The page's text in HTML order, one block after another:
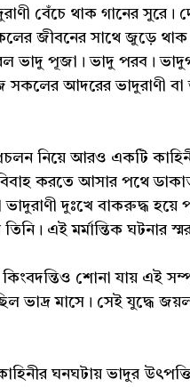
বেঁচে থাক গানের সুরে।
জীবনের সাথে জুড়ে থাক
পূজা। ভাদু পরব।
সকলের আদরের ভাদুরাণী বা
নিয়ে আরও একটি
বিবাহ করতে আসার পথে
ভাদুরাণী দুঃখে বাকরুদ্ধ হয়ে
তিনি। এই মর্মান্তিক ঘটনার
শোনা যায় এই
ভাদ্র মাসে। সেই যুদ্ধে
ঘনঘটায় ভাদুর